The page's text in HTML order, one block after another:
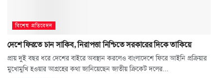
বিশেষ প্রতিবেদন
দেশে ফিরতে চান সাকিব, নিরাপত্তা নিশ্চিতে সরকারের দিকে তাকিয়ে
প্রায় দুই বছর ধরে দেশের বাইরে অবস্থান করলেও বাংলাদেশে ফিরে আইনি প্রক্রিয়ার
মুখোমুখি হওয়ার আগ্রহের কথা জানিয়েছেন জাতীয় ক্রিকেট দলের...